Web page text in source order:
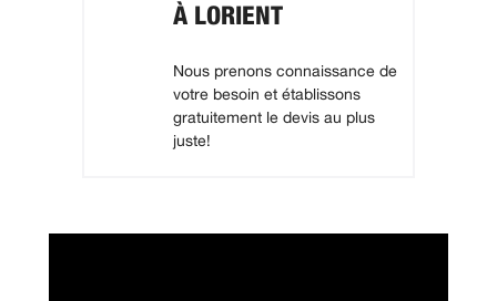
À LORIENT
Nous prenons connaissance de
votre besoin et établissons
gratuitement le devis au plus
juste!